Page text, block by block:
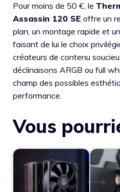
Pour moins de 50 €, le
Assassin 120 SE offre un
plan, un montage rapide et
faisant de lui le choix
créateurs de contenu
déclinaisons ARGB ou full
champ des possibles
performance.
Vous